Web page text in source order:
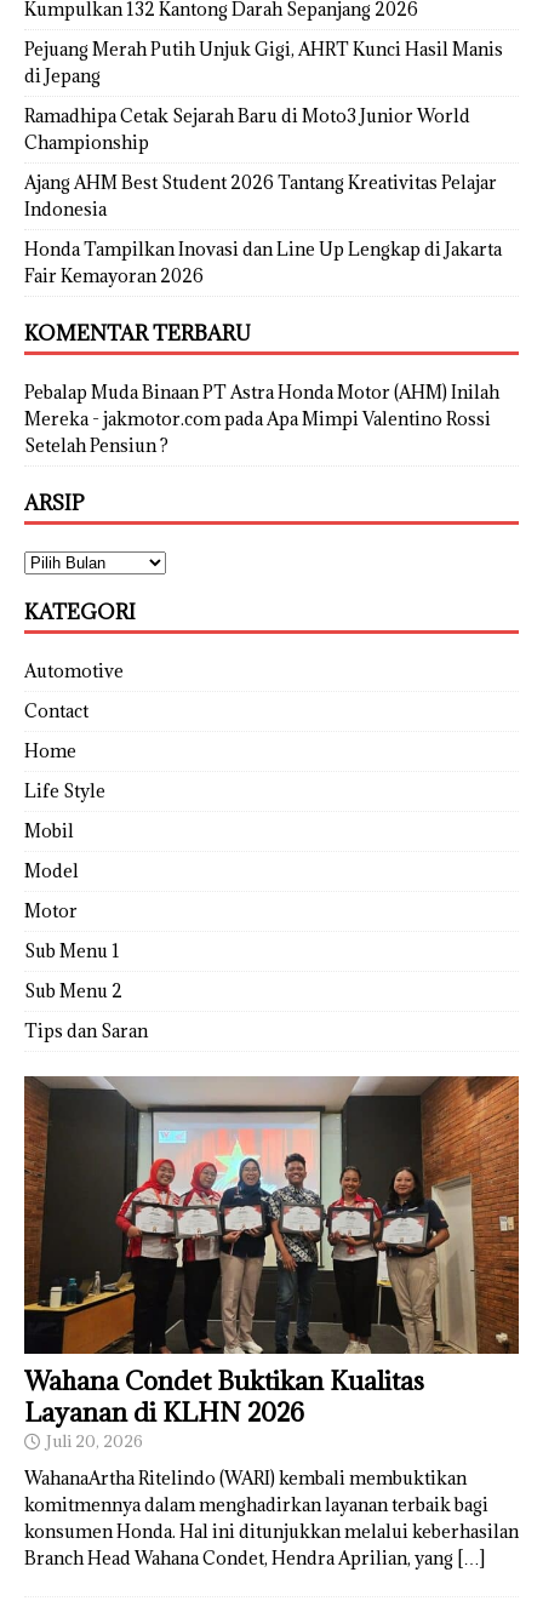
Kumpulkan 132 Kantong Darah Sepanjang 2026
Pejuang Merah Putih Unjuk Gigi, AHRT Kunci Hasil Manis
di Jepang
Ramadhipa Cetak Sejarah Baru di Moto3 Junior World
Championship
Ajang AHM Best Student 2026 Tantang Kreativitas Pelajar
Indonesia
Honda Tampilkan Inovasi dan Line Up Lengkap di Jakarta
Fair Kemayoran 2026
KOMENTAR TERBARU
Pebalap Muda Binaan PT Astra Honda Motor (AHM) Inilah
Mereka - jakmotor.compada Apa Mimpi Valentino Rossi
Setelah Pensiun ?
ARSIP
KATEGORI
Automotive
Contact
Home
Life Style
Mobil
Model
Motor
Sub Menu 1
Sub Menu 2
Tips dan Saran
Wahana Condet Buktikan Kualitas
Layanan di KLHN 2026
Juli 20, 2026
WahanaArtha Ritelindo (WARI) kembali membuktikan
komitmennya dalam menghadirkan layanan terbaik bagi
konsumen Honda. Hal ini ditunjukkan melalui keberhasilan
Branch Head Wahana Condet, Hendra Aprilian, yang […]